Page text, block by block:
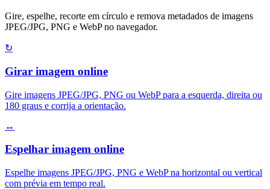
Gire, espelhe, recorte em círculo e remova metadados de imagens
JPEG/JPG, PNG e WebP no navegador.
↻
Girar imagem online
Gire imagens JPEG/JPG, PNG ou WebP para a esquerda, direita ou
180 graus e corrija a orientação.
↔
Espelhar imagem online
Espelhe imagens JPEG/JPG, PNG e WebP na horizontal ou vertical
com prévia em tempo real.